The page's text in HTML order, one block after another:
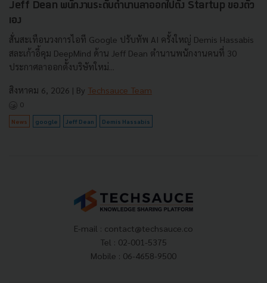
Jeff Dean พนักงานระดับตำนานลาออกไปตั้ง Startup ของตัว
เอง
สั่นสะเทือนวงการไอที Google ปรับทัพ AI ครั้งใหญ่ Demis Hassabis
สละเก้าอี้คุม DeepMind ด้าน Jeff Dean ตำนานพนักงานคนที่ 30
ประกาศลาออกตั้งบริษัทใหม่...
สิงหาคม 6, 2026 | By Techsauce Team
0
News google Jeff Dean Demis Hassabis
E-mail : contact@techsauce.co
Tel : 02-001-5375
Mobile : 06-4658-9500